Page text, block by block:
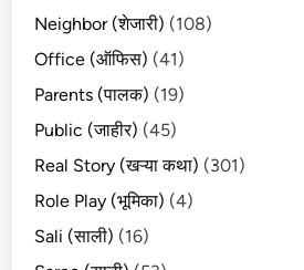
Neighbor (शेजारी) (108)
Office (ऑफिस) (41)
Parents (पालक) (19)
Public (जाहीर) (45)
Real Story (खऱ्या कथा) (301)
Role Play (भूमिका) (4)
Sali (साली) (16)